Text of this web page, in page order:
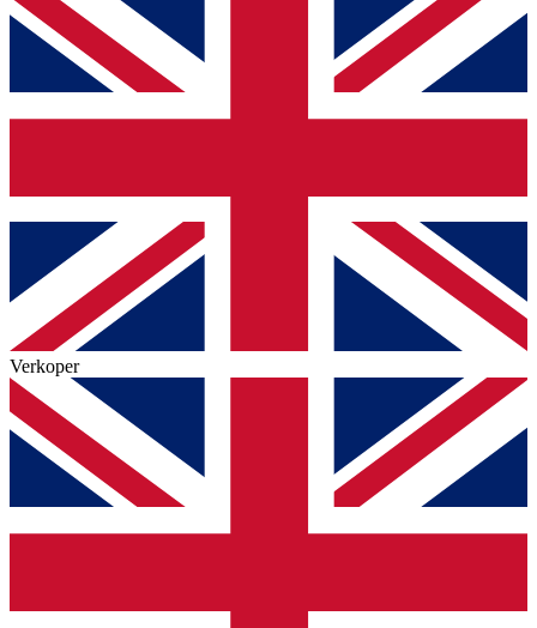
Verkoper